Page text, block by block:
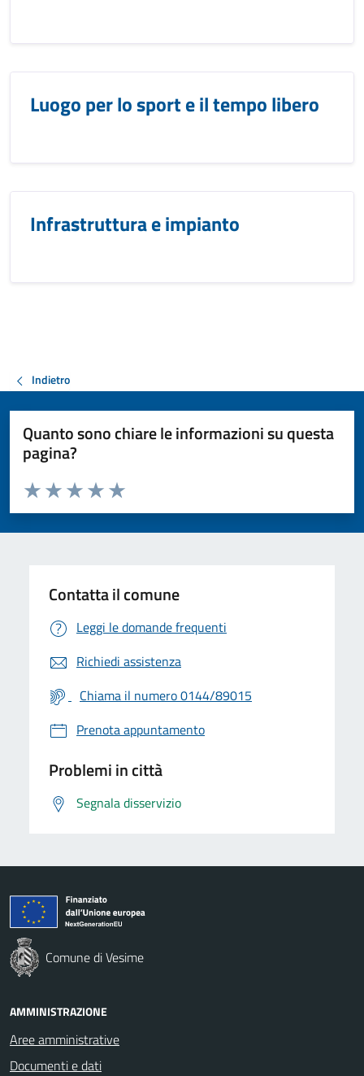
Luogo per lo sport e il tempo libero
Infrastruttura e impianto
Indietro
Quanto sono chiare le informazioni su questa
pagina?
Valuta da 1 a 5 stelle la pagina
Valuta 5 stelle su 5
Valuta 4 stelle su 5
Valuta 3 stelle su 5
Valuta 2 stelle su 5
Valuta 1 stelle su 5
Contatta il comune
Leggi le domande frequenti
Richiedi assistenza
Chiama il numero 0144/89015
Prenota appuntamento
Problemi in città
Segnala disservizio
Comune di Vesime
AMMINISTRAZIONE
Aree amministrative
Documenti e dati